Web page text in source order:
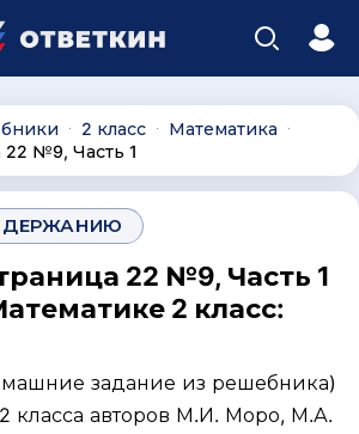
∙ 2 класс ∙ Математика ∙
№9, Часть 1
22 №9, Часть 1
2 класс:
задание из решебника)
класса авторов М.И. Моро, М.А.